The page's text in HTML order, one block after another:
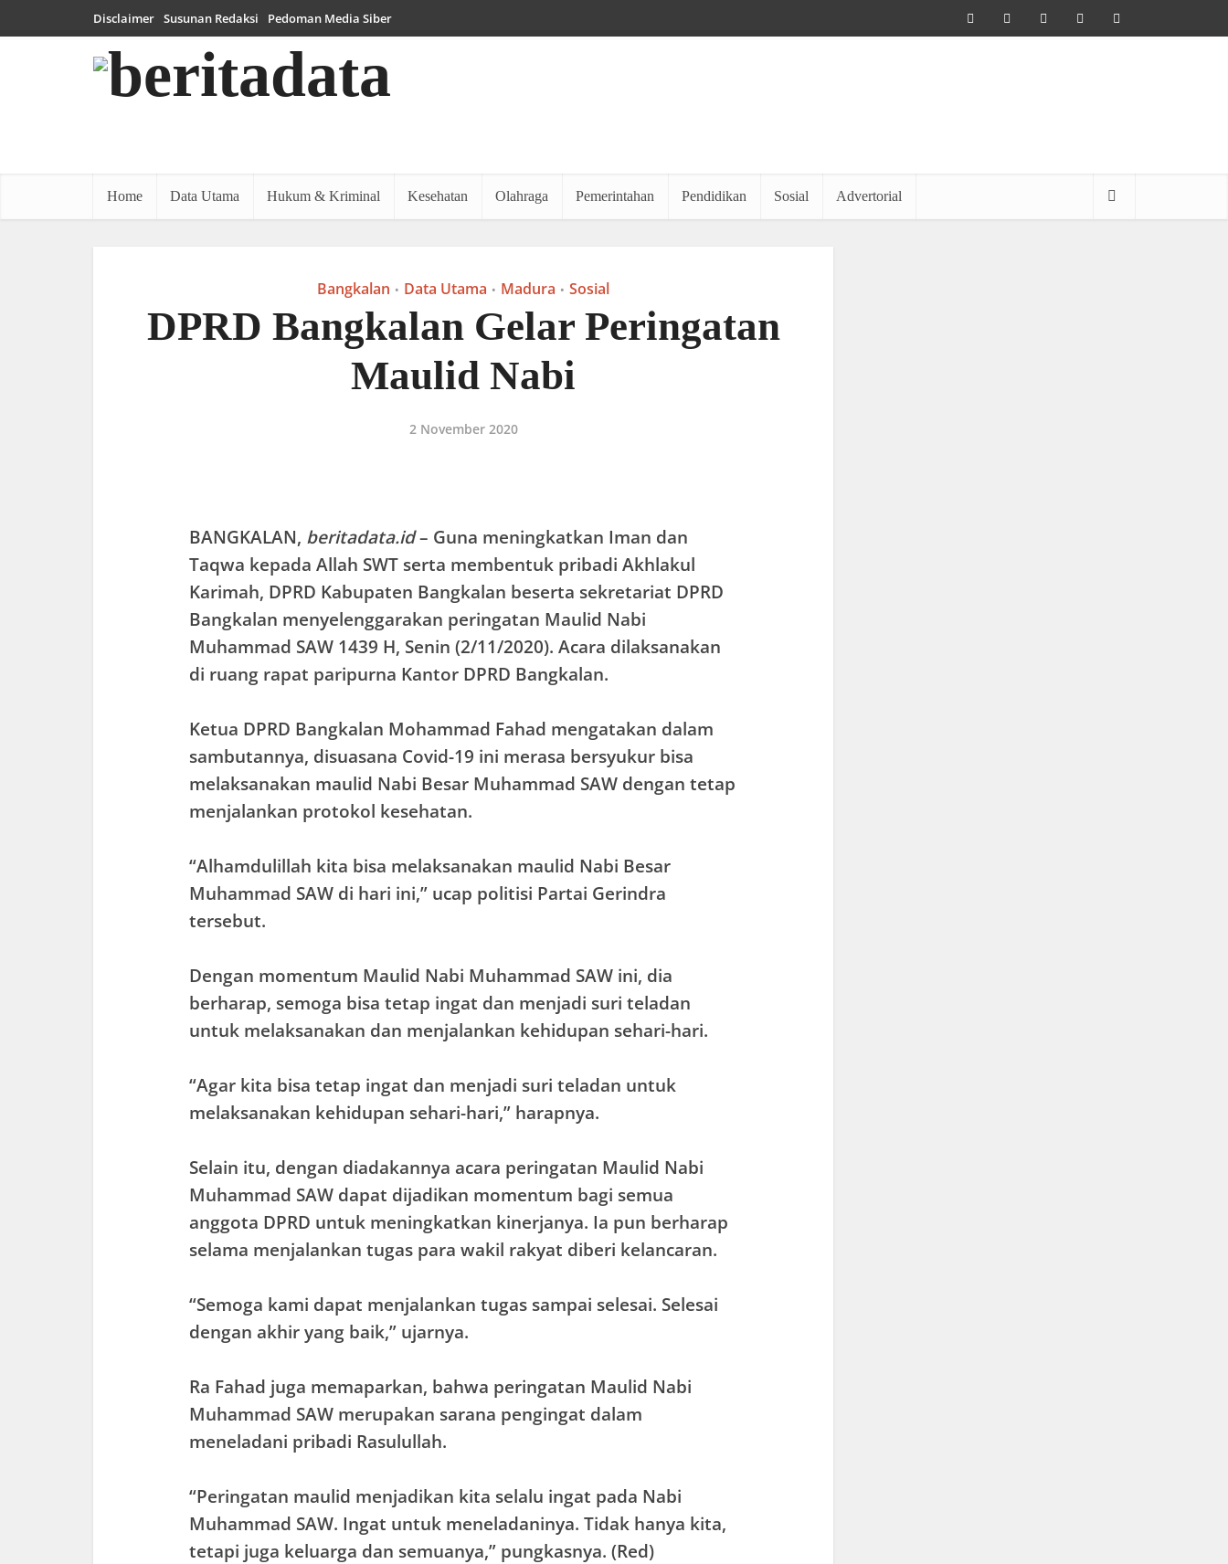
Disclaimer Susunan Redaksi Pedoman Media Siber
Home Data Utama Hukum & Kriminal Kesehatan Olahraga Pemerintahan Pendidikan Sosial Advertorial
Bangkalan • Data Utama • Madura • Sosial
DPRD Bangkalan Gelar Peringatan
Maulid Nabi
2 November 2020
BANGKALAN, beritadata.id– Guna meningkatkan Iman dan
Taqwa kepada Allah SWT serta membentuk pribadi Akhlakul
Karimah, DPRD Kabupaten Bangkalan beserta sekretariat DPRD
Bangkalan menyelenggarakan peringatan Maulid Nabi
Muhammad SAW 1439 H, Senin (2/11/2020). Acara dilaksanakan
di ruang rapat paripurna Kantor DPRD Bangkalan.
Ketua DPRD Bangkalan Mohammad Fahad mengatakan dalam
sambutannya, disuasana Covid-19 ini merasa bersyukur bisa
melaksanakan maulid Nabi Besar Muhammad SAW dengan tetap
menjalankan protokol kesehatan.
“Alhamdulillah kita bisa melaksanakan maulid Nabi Besar
Muhammad SAW di hari ini,” ucap politisi Partai Gerindra
tersebut.
Dengan momentum Maulid Nabi Muhammad SAW ini, dia
berharap, semoga bisa tetap ingat dan menjadi suri teladan
untuk melaksanakan dan menjalankan kehidupan sehari-hari.
“Agar kita bisa tetap ingat dan menjadi suri teladan untuk
melaksanakan kehidupan sehari-hari,” harapnya.
Selain itu, dengan diadakannya acara peringatan Maulid Nabi
Muhammad SAW dapat dijadikan momentum bagi semua
anggota DPRD untuk meningkatkan kinerjanya. Ia pun berharap
selama menjalankan tugas para wakil rakyat diberi kelancaran.
“Semoga kami dapat menjalankan tugas sampai selesai. Selesai
dengan akhir yang baik,” ujarnya.
Ra Fahad juga memaparkan, bahwa peringatan Maulid Nabi
Muhammad SAW merupakan sarana pengingat dalam
meneladani pribadi Rasulullah.
“Peringatan maulid menjadikan kita selalu ingat pada Nabi
Muhammad SAW. Ingat untuk meneladaninya. Tidak hanya kita,
tetapi juga keluarga dan semuanya,” pungkasnya. (Red)